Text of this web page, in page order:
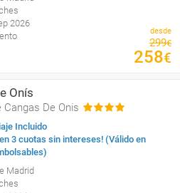
2026
desde
299€
258€
Onís
Cangas De Onis
Incluido
3 cuotas sin intereses! (Válido en
Madrid